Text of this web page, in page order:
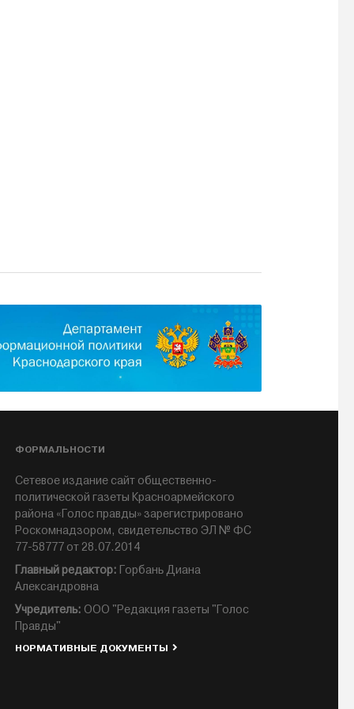
ФОРМАЛЬНОСТИ
Сетевое издание сайт общественно-
политической газеты Красноармейского
района «Голос правды» зарегистрировано
Роскомнадзором, свидетельство ЭЛ № ФС
77-58777 от 28.07.2014
Главный редактор: Горбань Диана
Александровна
Учредитель: ООО "Редакция газеты "Голос
Правды"
НОРМАТИВНЫЕ ДОКУМЕНТЫ